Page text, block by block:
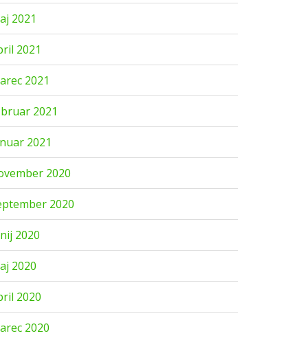
2021
2021
2021
2021
2021
2020
2020
2020
2020
2020
2020